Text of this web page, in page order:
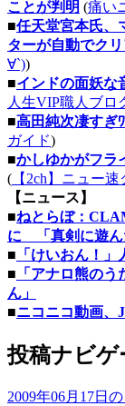
ことが判明 (痛い
■任天堂宮本氏、
ターが自動でク
∀`))
■インドの面妖な
人生VIP職人ブロ
■高田純次凄すぎ
ガイド)
■かしゆかがフ
( 【2ch】ニュー
【ニュース】
■ねとらぼ：
に 「真剣に遊ん
■ 「けいおん！
■ 「アナロ熊の
ん」
■ニコニコ動画、
投稿ナビゲ
2009年06月17日